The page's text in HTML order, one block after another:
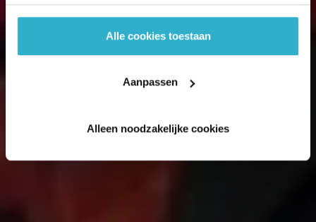
Alle cookies toestaan
Aanpassen
Alleen noodzakelijke cookies